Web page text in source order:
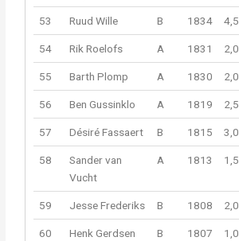
53 Ruud Wille B 1834 4,5
54 Rik Roelofs A 1831 2,0
55 Barth Plomp A 1830 2,0
56 Ben Gussinklo A 1819 2,5
57 Désiré Fassaert B 1815 3,0
58
Sander van
Vucht
A 1813 1,5
59 Jesse Frederiks B 1808 2,0
60 Henk Gerdsen B 1807 1,0